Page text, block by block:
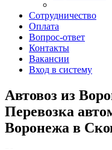
Сотрудничество
Оплата
Вопрос-ответ
Контакты
Вакансии
Вход в систему
Автовоз из
Перевозка
Воронежа в